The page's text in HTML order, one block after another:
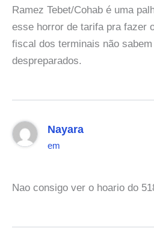
Ramez Tebet/Cohab é uma
esse horror de tarifa pra fazer
fiscal dos terminais não
despreparados.
Nayara
em
Nao consigo ver o hoario do